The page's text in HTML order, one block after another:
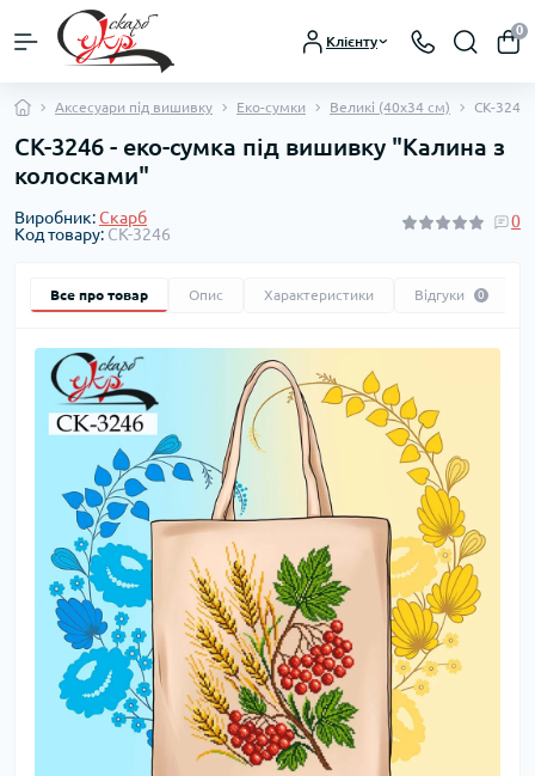
Клієнту
0
Аксесуари під вишивку Еко-сумки Великі (40х34 см) СК-3246
СК-3246 - еко-сумка під вишивку "Калина з
колосками"
Виробник:Скарб
Код товару: СК-3246
0
Все про товар Опис Характеристики Відгуки 0